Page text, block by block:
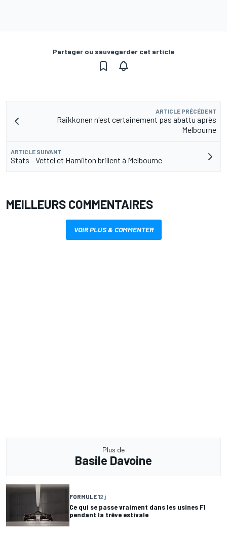
Partager ou sauvegarder cet article
ARTICLE PRÉCÉDENT
Raikkonen n'est certainement pas abattu après
Melbourne
ARTICLE SUIVANT
Stats - Vettel et Hamilton brillent à Melbourne
MEILLEURS COMMENTAIRES
VOIR PLUS & COMMENTER
Plus de
Basile Davoine
FORMULE 12 j
Ce qui se passe vraiment dans les usines F1
pendant la trêve estivale